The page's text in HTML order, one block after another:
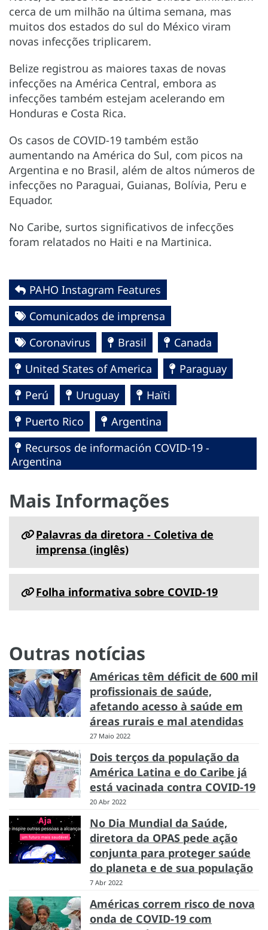
cerca de um milhão na última semana, mas
muitos dos estados do sul do México viram
novas infecções triplicarem.
Belize registrou as maiores taxas de novas
infecções na América Central, embora as
infecções também estejam acelerando em
Honduras e Costa Rica.
Os casos de COVID-19 também estão
aumentando na América do Sul, com picos na
Argentina e no Brasil, além de altos números de
infecções no Paraguai, Guianas, Bolívia, Peru e
Equador.
No Caribe, surtos significativos de infecções
foram relatados no Haiti e na Martinica.
PAHO Instagram Features
Comunicados de imprensa
Coronavirus
Brasil
Canada
United States of America
Paraguay
Perú
Uruguay
Haïti
Puerto Rico
Argentina
Recursos de información COVID-19 -
Argentina
Mais Informações
Palavras da diretora - Coletiva de
imprensa (inglês)
Folha informativa sobre COVID-19
Outras notícias
Américas têm déficit de 600 mil
profissionais de saúde,
afetando acesso à saúde em
áreas rurais e mal atendidas
27 Maio 2022
Dois terços da população da
América Latina e do Caribe já
está vacinada contra COVID-19
20 Abr 2022
No Dia Mundial da Saúde,
diretora da OPAS pede ação
conjunta para proteger saúde
do planeta e de sua população
7 Abr 2022
Américas correm risco de nova
onda de COVID-19 com